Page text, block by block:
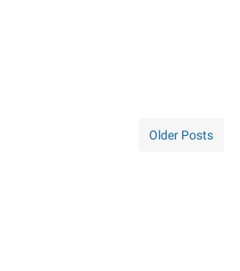
Older Posts